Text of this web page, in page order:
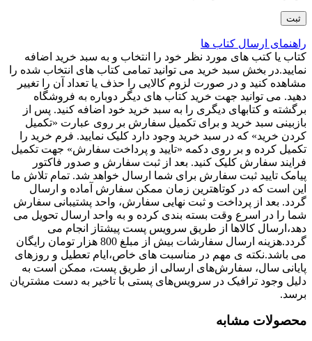
راهنمای ارسال کتاب ها
کتاب یا کتب های مورد نظر خود را انتخاب و به سبد خرید اضافه
نمایید.در بخش سبد خرید می توانید تمامی کتاب های انتخاب شده را
مشاهده کنید و در صورت لزوم کالایی را حذف یا تعداد آن را تغییر
دهید. می توانید جهت خرید کتاب های دیگر دوباره به فروشگاه
برگشته و کتابهای دیگری را به سبد خرید خود اضافه کنید. پس از
بازبینی سبد خرید و برای تکمیل سفارش بر روی عبارت «تکمیل
کردن خرید» که در سبد خرید وجود دارد کلیک نمایید. فرم خرید را
تکمیل کرده و بر روی دکمه «تایید و پرداخت سفارش» جهت تکمیل
فرایند سفارش کلیک کنید. بعد از ثبت سفارش و صدور فاکتور
پیامک تایید ثبت سفارش برای شما ارسال خواهد شد. تمام تلاش ما
این است که در کوتاهترین زمان ممکن سفارش آماده و ارسال
گردد. بعد از پرداخت و ثبت نهایی سفارش، واحد پشتیبانی سفارش
شما را در اسرع وقت بسته بندی کرده و به واحد ارسال تحویل می
دهد،ارسال کالاها از طریق سرویس پست پیشتاز انجام می
گردد.هزینه ارسال سفارشات بیش از مبلغ 800 هزار تومان رایگان
می باشد.نکته ی مهم در مناسبت‌ های خاص،ایام تعطیل و روزهای
پایانی سال، سفارش‌‏های ارسالی از طریق پست، ممکن است به
دلیل وجود ترافیک در سرویس‌‏های پستی با تاخیر به دست مشتریان
برسد.
محصولات مشابه